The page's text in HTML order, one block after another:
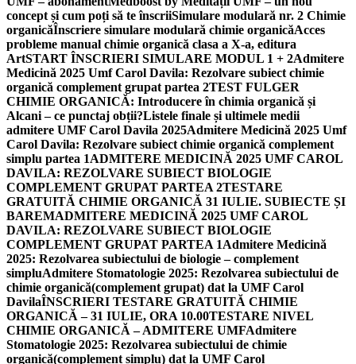
concept și cum poți să te înscriiSimulare modulară nr. 2 Chimie
organicăÎnscriere simulare modulară chimie organicăAcces
probleme manual chimie organică clasa a X-a, editura
ArtSTART ÎNSCRIERI SIMULARE MODUL 1 + 2Admitere
Medicină 2025 Umf Carol Davila: Rezolvare subiect chimie
organică complement grupat partea 2TEST FULGER
CHIMIE ORGANICĂ: Introducere în chimia organică și
Alcani – ce punctaj obții?Listele finale și ultimele medii
admitere UMF Carol Davila 2025Admitere Medicină 2025 Umf
Carol Davila: Rezolvare subiect chimie organică complement
simplu partea 1ADMITERE MEDICINĂ 2025 UMF CAROL
DAVILA: REZOLVARE SUBIECT BIOLOGIE
COMPLEMENT GRUPAT PARTEA 2TESTARE
GRATUITĂ CHIMIE ORGANICĂ 31 IULIE. SUBIECTE ȘI
BAREMADMITERE MEDICINĂ 2025 UMF CAROL
DAVILA: REZOLVARE SUBIECT BIOLOGIE
COMPLEMENT GRUPAT PARTEA 1Admitere Medicină
2025: Rezolvarea subiectului de biologie – complement
simpluAdmitere Stomatologie 2025: Rezolvarea subiectului de
chimie organică(complement grupat) dat la UMF Carol
DavilaÎNSCRIERI TESTARE GRATUITĂ CHIMIE
ORGANICĂ – 31 IULIE, ORA 10.00TESTARE NIVEL
CHIMIE ORGANICĂ – ADMITERE UMFAdmitere
Stomatologie 2025: Rezolvarea subiectului de chimie
organică(complement simplu) dat la UMF Carol